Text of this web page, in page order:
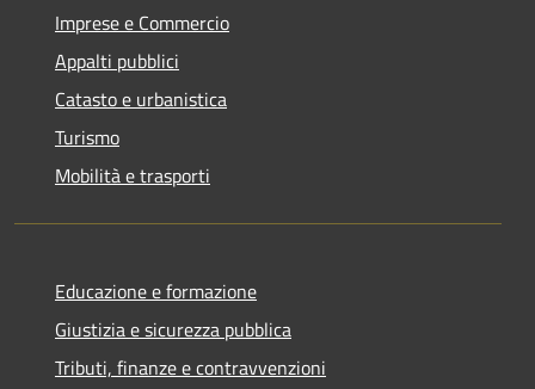
Imprese e Commercio
Appalti pubblici
Catasto e urbanistica
Turismo
Mobilità e trasporti
Educazione e formazione
Giustizia e sicurezza pubblica
Tributi, finanze e contravvenzioni